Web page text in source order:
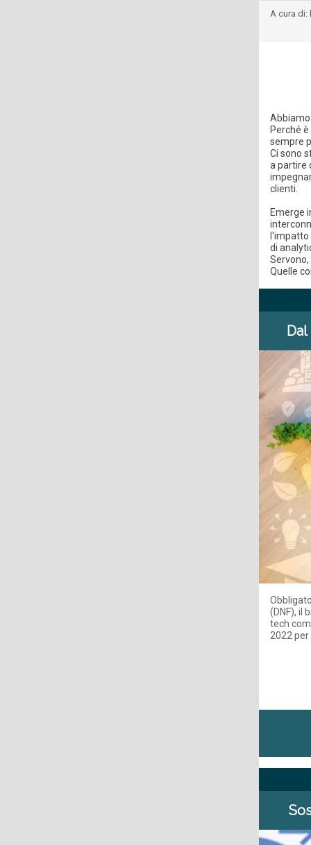
A cura di:
Perché
sempre
Ci sono
a partire
clienti.
Emerge
di
Quelle
(DNF), il
tech
2022 per